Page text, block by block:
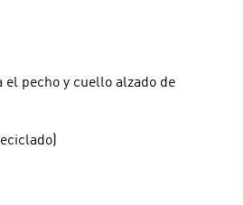
el pecho y cuello alzado de